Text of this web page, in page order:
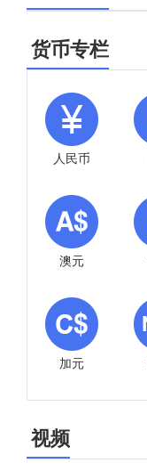
货币专栏
人民币
澳元
加元
视频